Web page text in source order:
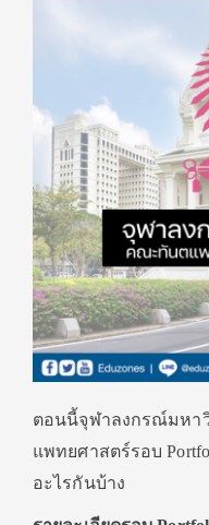
ตอนนี้จุฬาลงกรณ์มหา
แพทยศาสตร์รอบ
อะไรกันบ้าง